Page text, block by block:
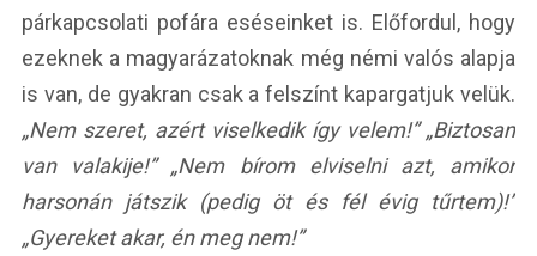
párkapcsolati pofára eséseinket is. Előfordul, hogy
ezeknek a magyarázatoknak még némi valós alapja
is van, de gyakran csak a felszínt kapargatjuk velük.
„Nem szeret, azért viselkedik így velem!” „Biztosan
van valakije!” „Nem bírom elviselni azt, amikor
harsonán játszik (pedig öt és fél évig tűrtem)!”
„Gyereket akar, én meg nem!”